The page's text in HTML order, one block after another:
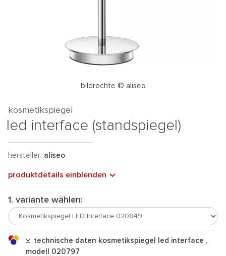
bildrechte © aliseo
kosmetikspiegel
led interface (standspiegel)
hersteller: aliseo
produktdetails einblenden
1. variante wählen:
technische daten kosmetikspiegel led interface ,
modell 020797